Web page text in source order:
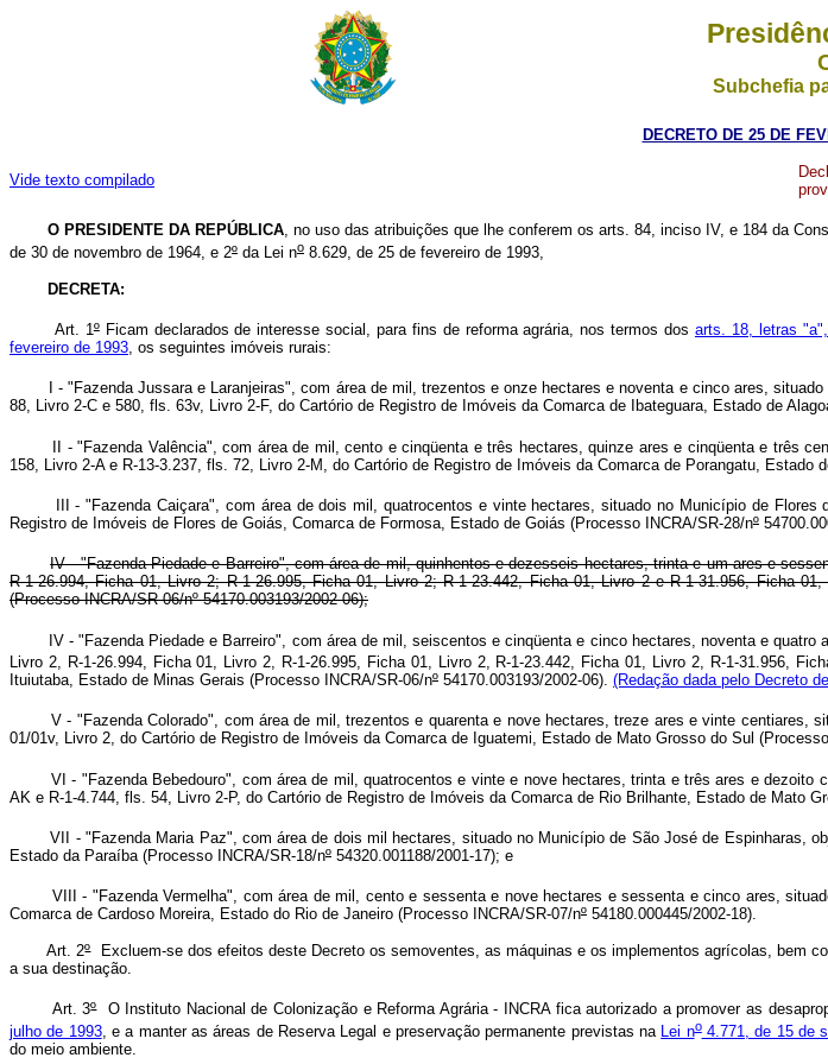
Subchefia
DECRETO DE 25 DE
Vide texto compilado
O PRESIDENTE DA REPÚBLICA, no uso das atribuições que lhe conferem os arts. 84, inciso IV, e 184 da
de 30 de novembro de 1964, e 2º da Lei no 8.629, de 25 de fevereiro de 1993,
DECRETA:
Art. 1ºFicam declarados de interesse social, para fins de reforma agrária, nos termos dos arts. 18, letras
fevereiro de 1993 , os seguintes imóveis rurais:
I - "Fazenda Jussara e Laranjeiras", com área de mil, trezentos e onze hectares e noventa e cinco ares, situado
88, Livro 2-C e 580, fls. 63v, Livro 2-F, do Cartório de Registro de Imóveis da Comarca de Ibateguara, Estado de
II - "Fazenda Valência", com área de mil, cento e cinqüenta e três hectares, quinze ares e cinqüenta e três
158, Livro 2-A e R-13-3.237, fls. 72, Livro 2-M, do Cartório de Registro de Imóveis da Comarca de Porangatu, Estado
III - "Fazenda Caiçara", com área de dois mil, quatrocentos e vinte hectares, situado no Município de Flores
Registro de Imóveis de Flores de Goiás, Comarca de Formosa, Estado de Goiás (Processo INCRA/SR-28/nº
IV - "Fazenda Piedade e Barreiro", com área de mil, quinhentos e dezesseis hectares, trinta e um ares e
R-1-26.994, Ficha 01, Livro 2; R-1-26.995, Ficha 01, Livro 2; R-1-23.442, Ficha 01, Livro 2 e R-1-31.956, Ficha
(Processo INCRA/SR-06/nº 54170.003193/2002-06);
IV - "Fazenda Piedade e Barreiro", com área de mil, seiscentos e cinqüenta e cinco hectares, noventa e
Livro 2, R-1-26.994, Ficha 01, Livro 2, R-1-26.995, Ficha 01, Livro 2, R-1-23.442, Ficha 01, Livro 2, R-1-31.956,
Ituiutaba, Estado de Minas Gerais (Processo INCRA/SR-06/nº 54170.003193/2002-06). (Redação dada pelo Decreto
V - "Fazenda Colorado", com área de mil, trezentos e quarenta e nove hectares, treze ares e vinte centiares,
01/01v, Livro 2, do Cartório de Registro de Imóveis da Comarca de Iguatemi, Estado de Mato Grosso do Sul
VI - "Fazenda Bebedouro", com área de mil, quatrocentos e vinte e nove hectares, trinta e três ares e dezoito
AK e R-1-4.744, fls. 54, Livro 2-P, do Cartório de Registro de Imóveis da Comarca de Rio Brilhante, Estado de Mato
VII - "Fazenda Maria Paz", com área de dois mil hectares, situado no Município de São José de Espinharas,
Estado da Paraíba (Processo INCRA/SR-18/nº 54320.001188/2001-17); e
VIII - "Fazenda Vermelha", com área de mil, cento e sessenta e nove hectares e sessenta e cinco ares,
Comarca de Cardoso Moreira, Estado do Rio de Janeiro (Processo INCRA/SR-07/nº 54180.000445/2002-18).
Art. 2ºExcluem-se dos efeitos deste Decreto os semoventes, as máquinas e os implementos agrícolas, bem
a sua destinação.
Art. 3ºO Instituto Nacional de Colonização e Reforma Agrária - INCRA fica autorizado a promover as
julho de 1993, e a manter as áreas de Reserva Legal e preservação permanente previstas na Lei no4.771, de 15 de
do meio ambiente.